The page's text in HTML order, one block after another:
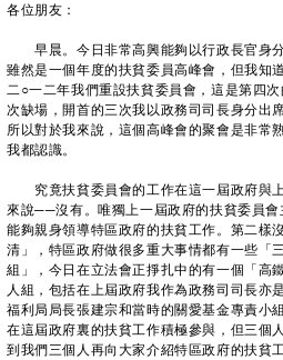
各位朋友：
早晨。今日非常高興能夠以行政長官身分
雖然是一個年度的扶貧委員高峰會，但我知
二○一二年我們重設扶貧委員會，這是第四
次缺場，開首的三次我以政務司司長身分出
所以對於我來說，這個高峰會的聚會是非常
我都認識。
究竟扶貧委員會的工作在這一屆政府與
來說──沒有。唯獨上一屆政府的扶貧委員
能夠親身領導特區政府的扶貧工作。第二樣
清」，特區政府做很多重大事情都有一些「
組」，今日在立法會正掙扎中的有一個「高
人組，包括在上屆政府我作為政務司司長亦
福利局局長張建宗和當時的關愛基金專責小
在這屆政府裏的扶貧工作積極參與，但三個
到我們三個人再向大家介紹特區政府的扶貧